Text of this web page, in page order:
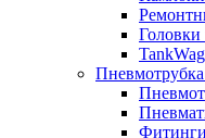
Головки